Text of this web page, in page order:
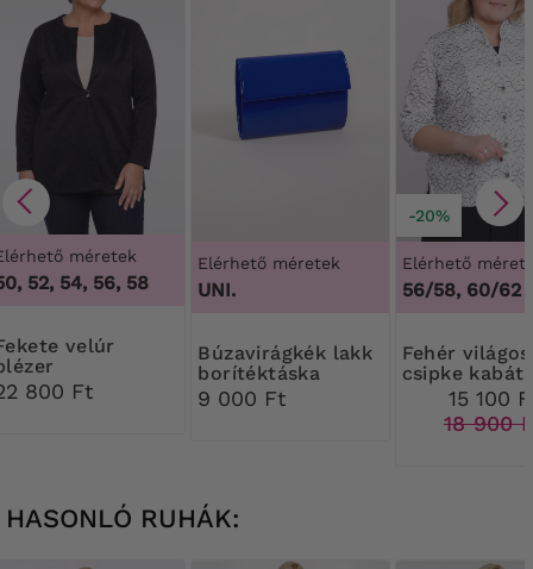
méretek
52, 54, 56, 58
800 Ft
Elérhető méretek
UNI.
Búzavirágkék lakk
borítéktáska
9 000 Ft
-20%
Elérhető
56/58, 60/62
Fehér világos
csipke kabát
15 100
18 900
HASONLÓ RUHÁK: